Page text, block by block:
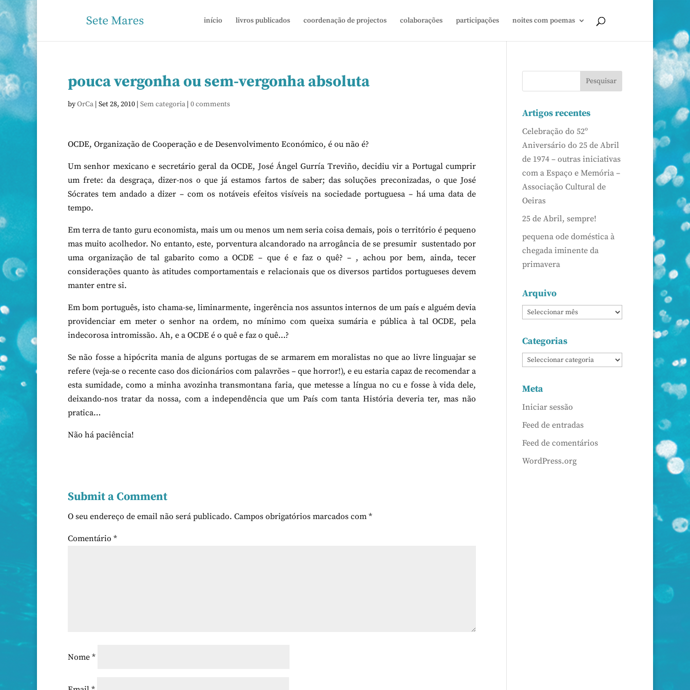
início livros publicados coordenação de projectos colaborações participações noites com poemas
pouca vergonha ou sem-vergonha absoluta
byOrCa | Set 28, 2010 | Sem categoria | 0 comments
OCDE, Organização de Cooperação e de Desenvolvimento Económico, é ou não é?
Um senhor mexicano e secretário geral da OCDE, José Ángel Gurría Treviño, decidiu vir a Portugal cumprir
um frete: da desgraça, dizer-nos o que já estamos fartos de saber; das soluções preconizadas, o que José
Sócrates tem andado a dizer – com os notáveis efeitos visíveis na sociedade portuguesa – há uma data de
tempo.
Em terra de tanto guru economista, mais um ou menos um nem seria coisa demais, pois o território é pequeno
mas muito acolhedor. No entanto, este, porventura alcandorado na arrogância de se presumir sustentado por
uma organização de tal gabarito como a OCDE – que é e faz o quê? – , achou por bem, ainda, tecer
considerações quanto às atitudes comportamentais e relacionais que os diversos partidos portugueses devem
manter entre si.
Em bom português, isto chama-se, liminarmente, ingerência nos assuntos internos de um país e alguém devia
providenciar em meter o senhor na ordem, no mínimo com queixa sumária e pública à tal OCDE, pela
indecorosa intromissão. Ah, e a OCDE é o quê e faz o quê…?
Se não fosse a hipócrita mania de alguns portugas de se armarem em moralistas no que ao livre linguajar se
refere (veja-se o recente caso dos dicionários com palavrões – que horror!), e eu estaria capaz de recomendar a
esta sumidade, como a minha avozinha transmontana faria, que metesse a língua no cu e fosse à vida dele,
deixando-nos tratar da nossa, com a independência que um País com tanta História deveria ter, mas não
pratica…
Não há paciência!
Submit a Comment
O seu endereço de email não será publicado. Campos obrigatórios marcados com *
Comentário *
Nome *
Artigos recentes
Celebração do 52º
Aniversário do 25 de Abril
de 1974 – outras iniciativas
com a Espaço e Memória –
Associação Cultural de
Oeiras
25 de Abril, sempre!
pequena ode doméstica à
chegada iminente da
primavera
Arquivo
Categorias
Meta
Iniciar sessão
Feed de entradas
Feed de comentários
WordPress.org